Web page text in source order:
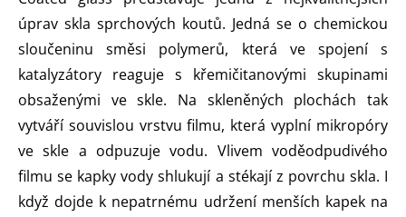
úprav skla sprchových koutů. Jedná se o chemickou
sloučeninu směsi polymerů, která ve spojení s
katalyzátory reaguje s křemičitanovými skupinami
obsaženými ve skle. Na skleněných plochách tak
vytváří souvislou vrstvu filmu, která vyplní mikropóry
ve skle a odpuzuje vodu. Vlivem voděodpudivého
filmu se kapky vody shlukují a stékají z povrchu skla. I
když dojde k nepatrnému udržení menších kapek na